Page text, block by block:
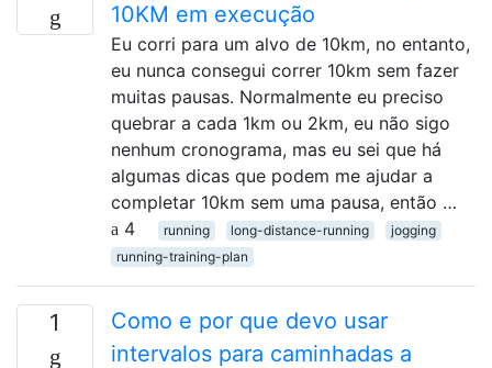
10KM em execução
Eu corri para um alvo de 10km, no entanto,
eu nunca consegui correr 10km sem fazer
muitas pausas. Normalmente eu preciso
quebrar a cada 1km ou 2km, eu não sigo
nenhum cronograma, mas eu sei que há
algumas dicas que podem me ajudar a
completar 10km sem uma pausa, então …
4
running long-distance-running
jogging
running-training-plan
1
Como e por que devo usar
intervalos para caminhadas a